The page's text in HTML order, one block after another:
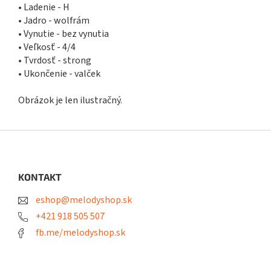
• Ladenie - H
• Jadro - wolfrám
• Vynutie - bez vynutia
• Veľkosť - 4/4
• Tvrdosť - strong
• Ukončenie - valček
Obrázok je len ilustračný.
KONTAKT
eshop@melodyshop.sk
+421 918 505 507
fb.me/melodyshop.sk